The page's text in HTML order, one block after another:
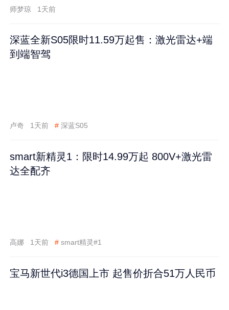
师梦琼 1天前
深蓝全新S05限时11.59万起售：激光雷达+端
到端智驾
卢奇 1天前 # 深蓝S05
smart新精灵1：限时14.99万起 800V+激光雷
达全配齐
高娜 1天前 # smart精灵#1
宝马新世代i3德国上市 起售价折合51万人民币